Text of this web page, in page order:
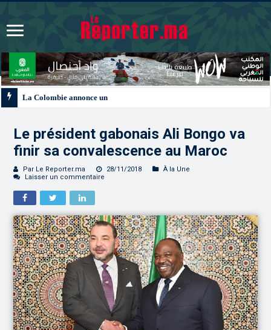
Le président gabonais Ali Bongo va
finir sa convalescence au Maroc
Par Le Reporter.ma 28/11/2018
À la Une
Laisser un commentaire